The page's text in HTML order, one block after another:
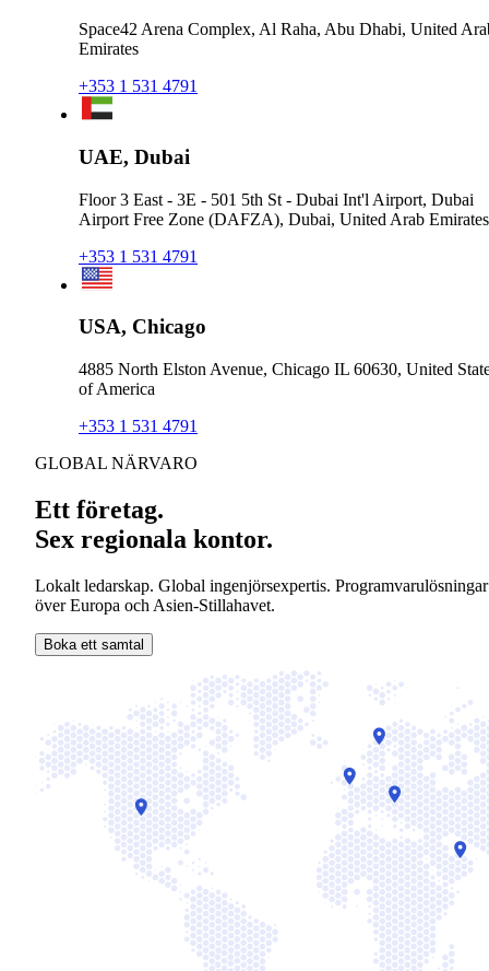
Space42 Arena Complex, Al Raha, Abu Dhabi, United
Emirates
+353 1 531 4791
UAE, Dubai
Floor 3 East - 3E - 501 5th St - Dubai Int'l Airport, Dubai
Airport Free Zone (DAFZA), Dubai, United Arab Emirates
+353 1 531 4791
USA, Chicago
4885 North Elston Avenue, Chicago IL 60630, United
of America
+353 1 531 4791
GLOBAL NÄRVARO
Ett företag.
Sex regionala kontor.
Lokalt ledarskap. Global ingenjörsexpertis. Programvarulösningar
över Europa och Asien-Stillahavet.
Boka ett samtal